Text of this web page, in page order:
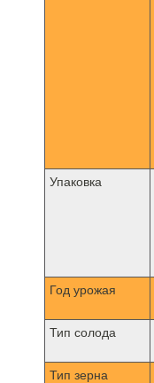
Упаковка
Год урожая
Тип солода
Тип зерна